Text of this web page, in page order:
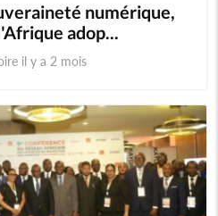
numérique,
adop...
il y a 2 mois